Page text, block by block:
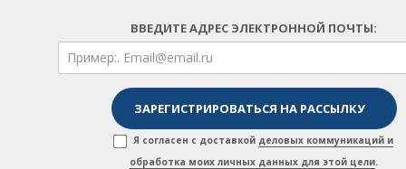
ВВЕДИТЕ АДРЕС ЭЛЕКТРОННОЙ ПОЧТЫ:
Я согласен с доставкой деловых коммуникаций и
обработка моих личных данных для этой цели.